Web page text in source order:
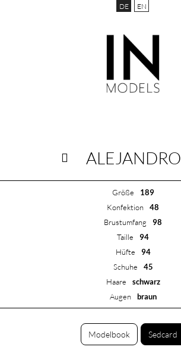
DE EN
ALEJANDRO
Größe
189
Konfektion
48
Brustumfang
98
Taille
94
Hüfte
94
Schuhe
45
Haare
schwarz
Augen
braun
Modelbook Sedcard